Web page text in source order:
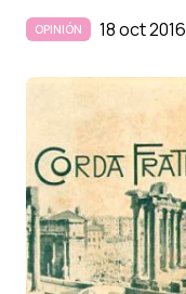
OPINIÓN 18 oct 2016